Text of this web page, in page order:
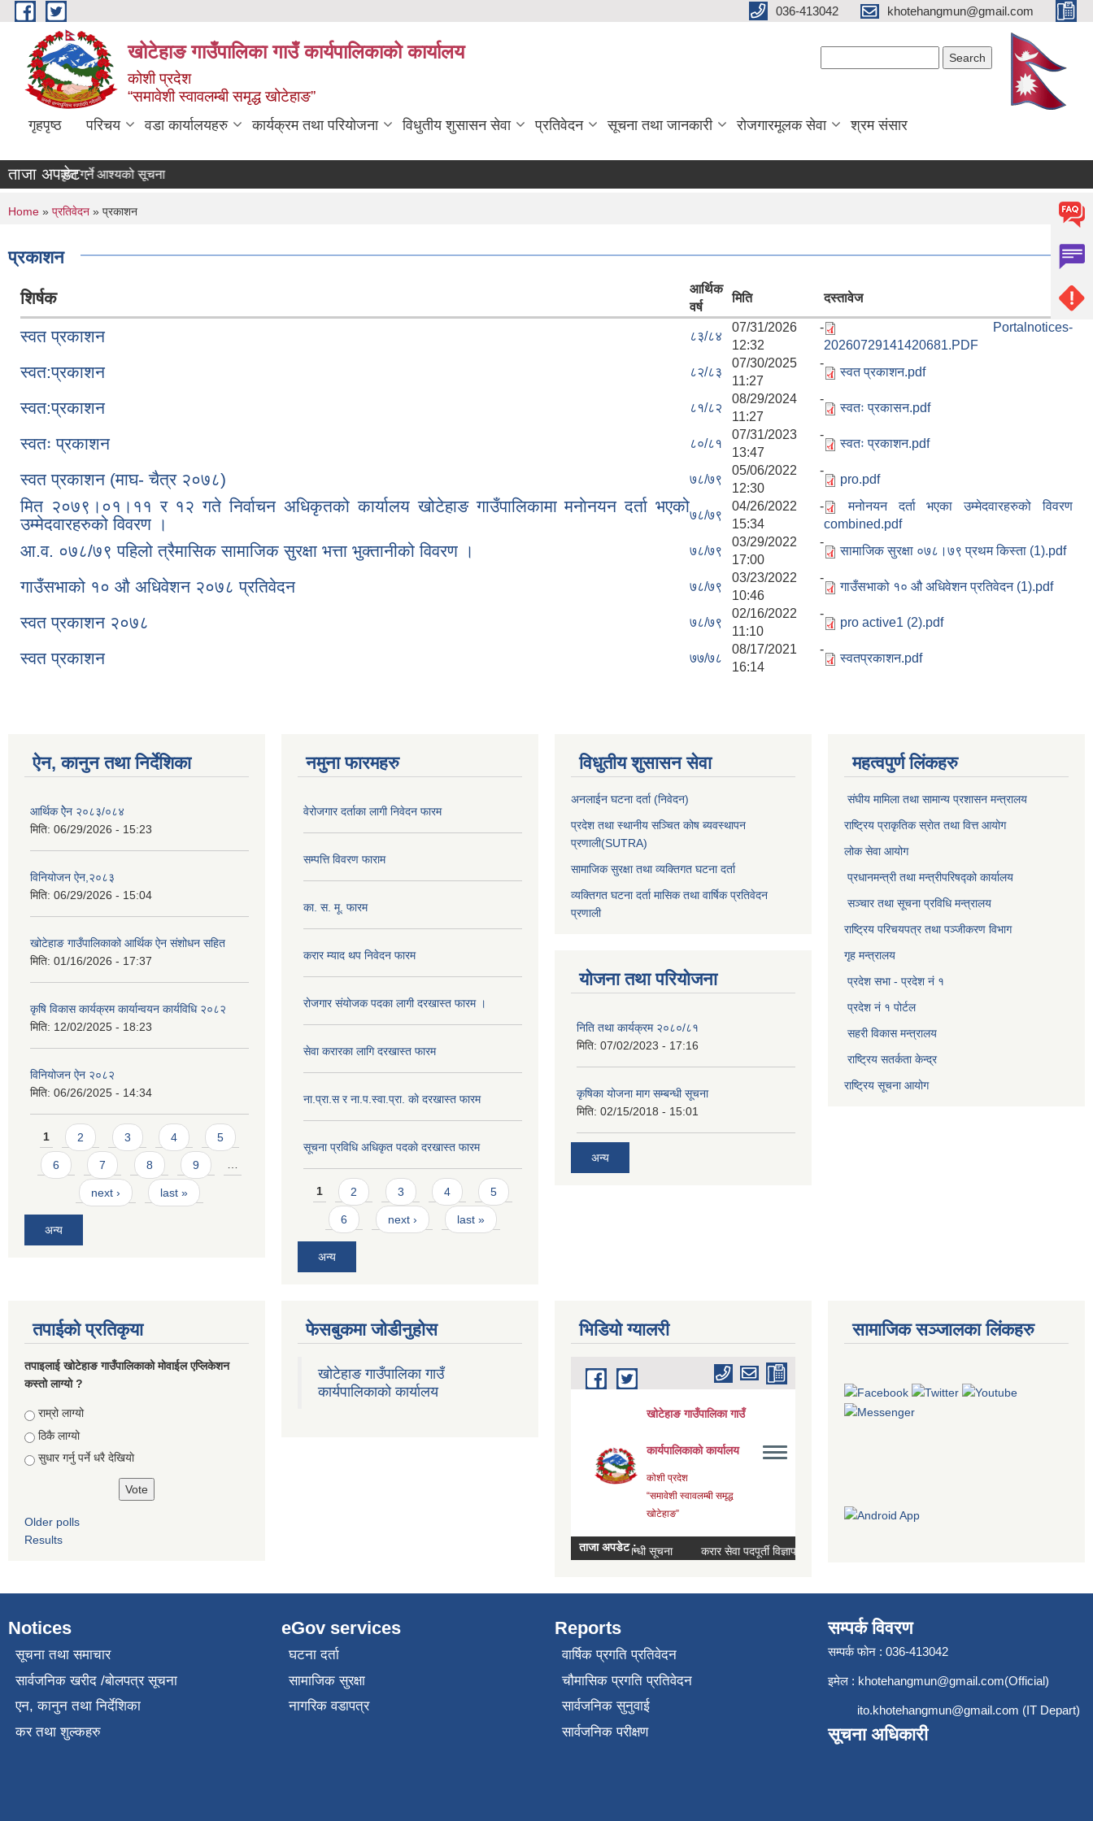
Skip to main content 036-413042 khotehangmun@gmail.com
खोटेहाङ गाउँपालिका गाउँ कार्यपालिकाको कार्यालय
कोशी प्रदेश
“समावेशी स्वावलम्बी समृद्ध खोटेहाङ”
गृहपृष्ठ परिचय वडा कार्यालयहरु कार्यक्रम तथा परियोजना विधुतीय शुसासन सेवा प्रतिवेदन सूचना तथा जानकारी रोजगारमूलक सेवा श्रम संसार
ताजा अपडेट :
स्वीकृत गर्ने आश्यको सूचना
You are here
Home » प्रतिवेदन » प्रकाशन
प्रकाशन
शिर्षक
आर्थिक
वर्ष
मिति दस्तावेज
स्वत प्रकाशन ८३/८४
07/31/2026 -
12:32
Portalnotices-
20260729141420681.PDF
स्वत:प्रकाशन ८२/८३
07/30/2025 -
11:27
स्वत प्रकाशन.pdf
स्वत:प्रकाशन ८१/८२
08/29/2024 -
11:27
स्वतः प्रकासन.pdf
स्वतः प्रकाशन ८०/८१
07/31/2023 -
13:47
स्वतः प्रकाशन.pdf
स्वत प्रकाशन (माघ- चैत्र २०७८) ७८/७९
05/06/2022 -
12:30
pro.pdf
मित २०७९।०१।११ र १२ गते निर्वाचन अधिकृतको कार्यालय खोटेहाङ गाउँपालिकामा मनाेनयन दर्ता भएको
उम्मेदवारहरुको विवरण ।
७८/७९
04/26/2022 -
15:34
मनोनयन दर्ता भएका उम्मेदवारहरुको विवरण
combined.pdf
आ.व. ०७८/७९ पहिलो त्रैमासिक सामाजिक सुरक्षा भत्ता भुक्तानीको विवरण । ७८/७९
03/29/2022 -
17:00
सामाजिक सुरक्षा ०७८।७९ प्रथम किस्ता (1).pdf
गाउँसभाको १० औ अधिवेशन २०७८ प्रतिवेदन ७८/७९
03/23/2022 -
10:46
गाउँसभाको १० औ अधिवेशन प्रतिवेदन (1).pdf
स्वत प्रकाशन २०७८ ७८/७९
02/16/2022 -
11:10
pro active1 (2).pdf
स्वत प्रकाशन ७७/७८
08/17/2021 -
16:14
स्वतप्रकाशन.pdf
ऐन, कानुन तथा निर्देशिका
आर्थिक ऐेन २०८३/०८४
मिति: 06/29/2026 - 15:23
विनियोजन ऐन,२०८३
मिति: 06/29/2026 - 15:04
खोटेहाङ गाउँपालिकाको आर्थिक ऐन संशोधन सहित
मिति: 01/16/2026 - 17:37
कृषि विकास कार्यक्रम कार्यान्वयन कार्यविधि २०८२
मिति: 12/02/2025 - 18:23
विनियोजन ऐन २०८२
मिति: 06/26/2025 - 14:34
Pages
1 2 3 4 5
6 7 8 9 …
next › last »
अन्य
नमुना फारमहरु
वेरोजगार दर्ताका लागी निवेदन फारम
सम्पत्ति विवरण फाराम
का. स. मू. फारम
करार म्याद थप निवेदन फारम
रोजगार संयोजक पदका लागी दरखास्त फारम ।
सेवा करारका लागि दरखास्त फारम
ना‍.प्रा.स र ना.प.स्वा.प्रा. काे दरखास्त फारम
सूचना प्रविधि अधिकृत पदकाे दरखास्त फारम
Pages
1 2 3 4 5
6 next › last »
अन्य
विधुतीय शुसासन सेवा
अनलाईन घटना दर्ता (निवेदन)
प्रदेश तथा स्थानीय सञ्चित कोष ब्यवस्थापन
प्रणाली(SUTRA)
सामाजिक सुरक्षा तथा व्यक्तिगत घटना दर्ता
व्यक्तिगत घटना दर्ता मासिक तथा वार्षिक प्रतिवेदन
प्रणाली
योजना तथा परियोजना
निति तथा कार्यक्रम २०८०/८१
मिति: 07/02/2023 - 17:16
कृषिका योजना माग सम्बन्धी सूचना
मिति: 02/15/2018 - 15:01
अन्य
महत्वपुर्ण लिंकहरु
संघीय मामिला तथा सामान्य प्रशासन मन्त्रालय
राष्ट्रिय प्राकृतिक स्राेत तथा वित्त आयोग
लोक सेवा आयोग
प्रधानमन्त्री तथा मन्त्रीपरिषद्को कार्यालय
सञ्‍चार तथा सूचना प्रविधि मन्त्रालय
राष्ट्रिय परिचयपत्र तथा पञ्जीकरण विभाग​
गृह मन्त्रालय
प्रदेश सभा - प्रदेश नं १
प्रदेश नं १ पोर्टल
सहरी विकास मन्त्रालय
राष्ट्रिय सतर्कता केन्द्र
राष्ट्रिय सूचना आयोग
तपाईको प्रतिकृया
तपाइलाई खोटेहाङ गाउँपालिकाको माेवाईल एप्लिकेशन
कस्तो लाग्यो ?
Choices
राम्रो लाग्यो
ठिकै लाग्यो
सुधार गर्नु पर्ने धरै देखियाे
Older polls
Results
फेसबुकमा जोडीनुहोस
खोटेहाङ गाउँपालिका गाउँ
कार्यपालिकाको कार्यालय
भिडियाे ग्यालरी सामाजिक सञ्जालका लिंकहरु
Notices
सूचना तथा समाचार
सार्वजनिक खरीद /बोलपत्र सूचना
एन, कानुन तथा निर्देशिका
कर तथा शुल्कहरु
eGov services
घटना दर्ता
सामाजिक सुरक्षा
नागरिक वडापत्र
Reports
वार्षिक प्रगति प्रतिवेदन
चौमासिक प्रगति प्रतिवेदन
सार्वजनिक सुनुवाई
सार्वजनिक परीक्षण
सम्पर्क विवरण
सम्पर्क फोन : 036-413042
इमेल : khotehangmun@gmail.com(Official)
ito.khotehangmun@gmail.com (IT Depart)
सूचना अधिकारी